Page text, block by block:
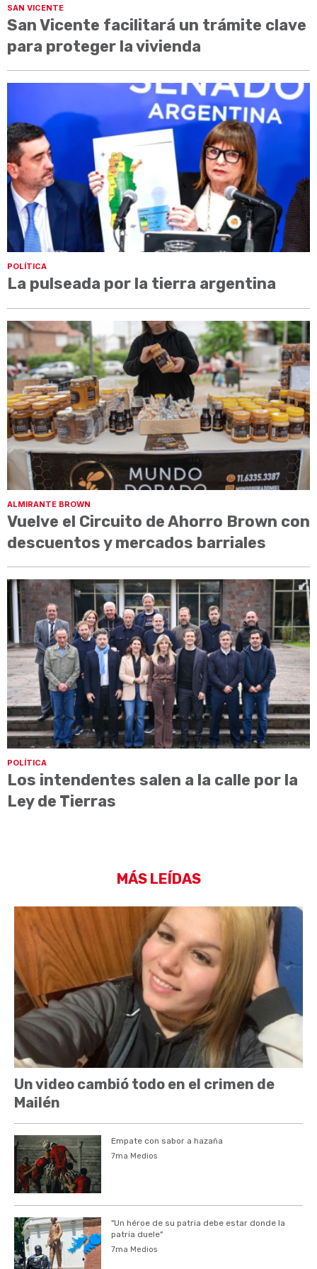
SAN VICENTE
San Vicente facilitará un trámite clave
para proteger la vivienda
POLÍTICA
La pulseada por la tierra argentina
ALMIRANTE BROWN
Vuelve el Circuito de Ahorro Brown con
descuentos y mercados barriales
POLÍTICA
Los intendentes salen a la calle por la
Ley de Tierras
MÁS LEÍDAS
Un video cambió todo en el crimen de
Mailén
Empate con sabor a hazaña
7ma Medios
"Un héroe de su patria debe estar donde la
patria duele"
7ma Medios